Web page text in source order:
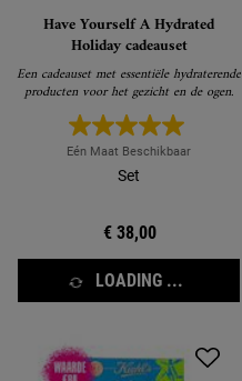
Have Yourself A Hydrated
Holiday cadeauset
Een cadeauset met essentiële hydraterende
producten voor het gezicht en de ogen.
Eén Maat Beschikbaar
Set
€ 38,00
LOADING ...